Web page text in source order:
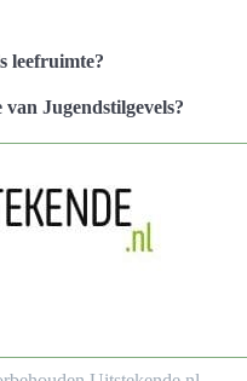
leefruimte?
Jugendstilgevels?